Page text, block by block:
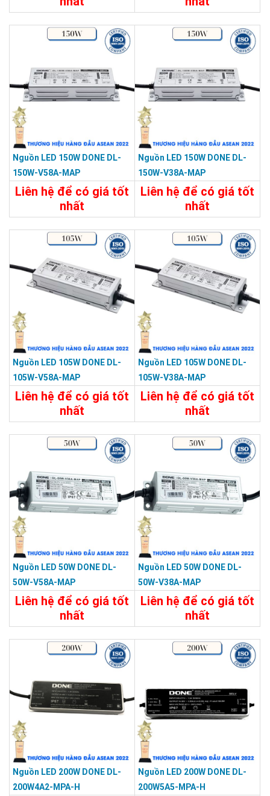
Nguồn LED 150W DONE DL-
150W-V58A-MAP
Liên hệ để có giá tốt
nhất
Nguồn LED 150W DONE DL-
150W-V38A-MAP
Liên hệ để có giá tốt
nhất
Nguồn LED 105W DONE DL-
105W-V58A-MAP
Liên hệ để có giá tốt
nhất
Nguồn LED 105W DONE DL-
105W-V38A-MAP
Liên hệ để có giá tốt
nhất
Nguồn LED 50W DONE DL-
50W-V58A-MAP
Liên hệ để có giá tốt
nhất
Nguồn LED 50W DONE DL-
50W-V38A-MAP
Liên hệ để có giá tốt
nhất
Nguồn LED 200W DONE DL-
200W4A2-MPA-H
Nguồn LED 200W DONE DL-
200W5A5-MPA-H